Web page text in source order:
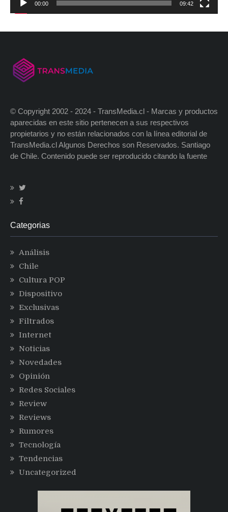
00:00 09:42
© Copyright 2002 - 2024 - TransMedia.cl - Marcas y productos
aparecidas en este sitio pertenecen a sus respectivos
propietarios y no están relacionados con la línea editorial de
TransMedia.cl Algunos Derechos son Reservados. Santiago
de Chile. Contenido puede ser reproducido citando la fuente
Categorias
Análisis
Chile
Cultura POP
Dispositivo
Exclusivas
Filtrados
Internet
Noticias
Novedades
Opinión
Redes Sociales
Review
Reviews
Rumores
Tecnología
Tendencias
Uncategorized